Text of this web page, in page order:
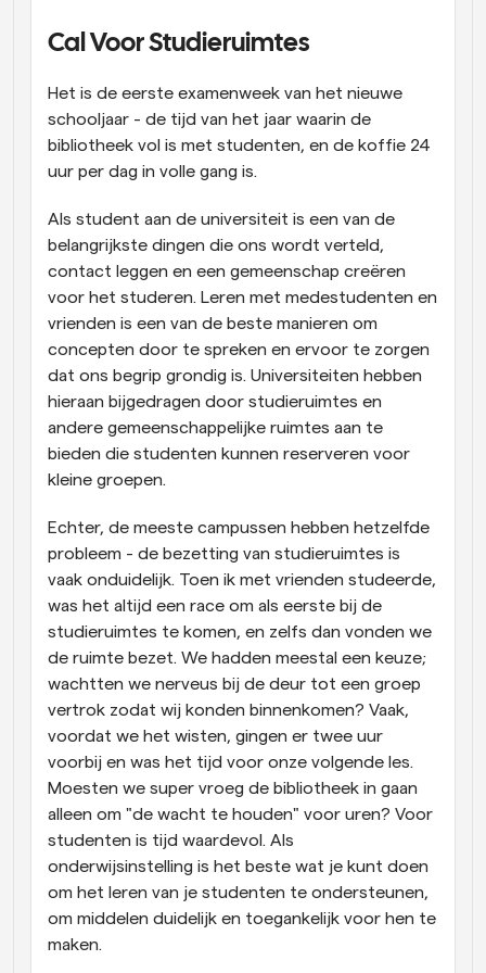
Supercharged planning met AI-gestuurde
oproepen
Workflow
Automatiseer planning en herinneringen
Blog
Ontmoet cliënten binnen enkele minuten
Dynamische Groep Links
Boek naadloos vergaderingen met meerdere mensen
Webhooks
Ontvang een melding wanneer er iets gebeurt
Cal Voor Studieruimtes
Het is de eerste examenweek van het nieuwe
schooljaar - de tijd van het jaar waarin de
bibliotheek vol is met studenten, en de koffie 24
uur per dag in volle gang is.
Als student aan de universiteit is een van de
belangrijkste dingen die ons wordt verteld,
contact leggen en een gemeenschap creëren
voor het studeren. Leren met medestudenten en
vrienden is een van de beste manieren om
concepten door te spreken en ervoor te zorgen
dat ons begrip grondig is. Universiteiten hebben
hieraan bijgedragen door studieruimtes en
andere gemeenschappelijke ruimtes aan te
bieden die studenten kunnen reserveren voor
kleine groepen.
Echter, de meeste campussen hebben hetzelfde
probleem - de bezetting van studieruimtes is
vaak onduidelijk. Toen ik met vrienden studeerde,
was het altijd een race om als eerste bij de
studieruimtes te komen, en zelfs dan vonden we
de ruimte bezet. We hadden meestal een keuze;
wachtten we nerveus bij de deur tot een groep
vertrok zodat wij konden binnenkomen? Vaak,
voordat we het wisten, gingen er twee uur
voorbij en was het tijd voor onze volgende les.
Moesten we super vroeg de bibliotheek in gaan
alleen om "de wacht te houden" voor uren? Voor
studenten is tijd waardevol. Als
onderwijsinstelling is het beste wat je kunt doen
om het leren van je studenten te ondersteunen,
om middelen duidelijk en toegankelijk voor hen te
maken.